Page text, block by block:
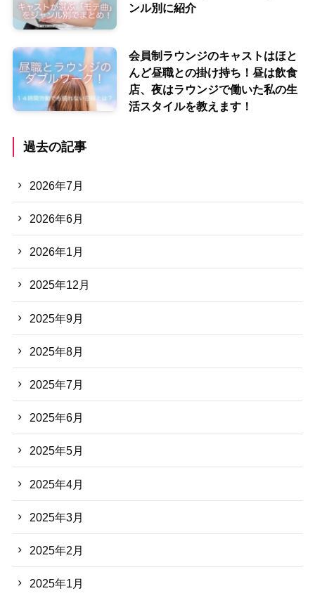
ンル別に紹介
会員制ラウンジのキャストはほと
んど昼職との掛け持ち！昼は飲食
店、夜はラウンジで働いた私の生
活スタイルを教えます！
過去の記事
2026年7月
2026年6月
2026年1月
2025年12月
2025年9月
2025年8月
2025年7月
2025年6月
2025年5月
2025年4月
2025年3月
2025年2月
2025年1月